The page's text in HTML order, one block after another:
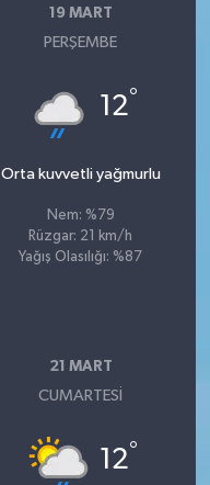
19 MART
PERŞEMBE
12°
Orta kuvvetli yağmurlu
Nem: %79
Rüzgar: 21 km/h
Yağış Olasılığı: %87
21 MART
CUMARTESI
12°